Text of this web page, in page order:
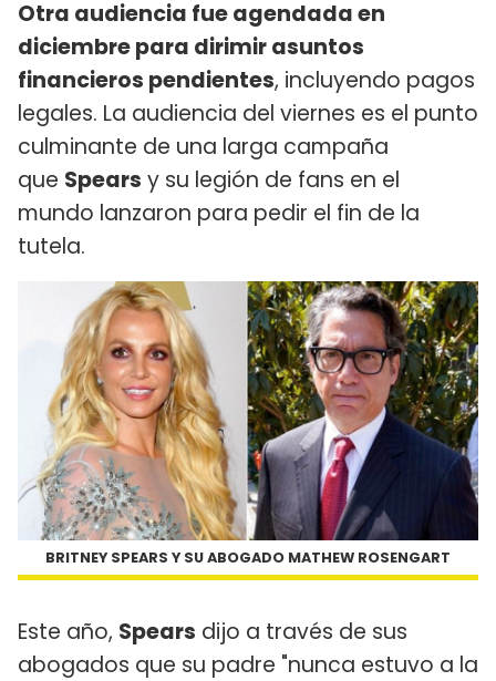
Otra audiencia fue agendada en
diciembre para dirimir asuntos
financieros pendientes, incluyendo pagos
legales. La audiencia del viernes es el punto
culminante de una larga campaña
que Spears y su legión de fans en el
mundo lanzaron para pedir el fin de la
tutela.
BRITNEY SPEARS Y SU ABOGADO MATHEW ROSENGART
Este año, Spears dijo a través de sus
abogados que su padre "nunca estuvo a la